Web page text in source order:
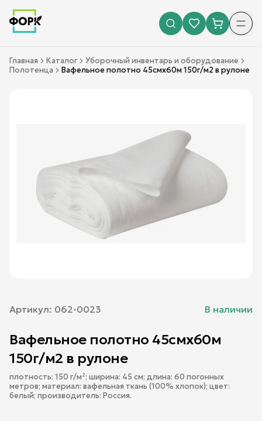
Главная Каталог
Уборочный инвентарь и оборудование
Полотенца
Вафельное полотно 45смх60м 150г/м2 в рулоне
Артикул: 062-0023 В наличии
Вафельное полотно 45смх60м
150г/м2 в рулоне
плотность: 150 г/м²; ширина: 45 см; длина: 60 погонных
метров; материал: вафельная ткань (100% хлопок); цвет:
белый; производитель: Россия.